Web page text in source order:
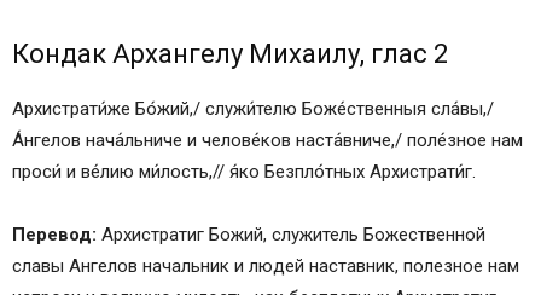
Кондак Архангелу Михаилу, глас 2
Архистрати́же Бо́жий,/ служи́телю Боже́ственныя сла́вы,/
А́нгелов нача́льниче и челове́ков наста́вниче,/ поле́зное нам
проси́ и ве́лию ми́лость,// я́ко Безпло́тных Архистрати́г.
Перевод: Архистратиг Божий, служитель Божественной
славы Ангелов начальник и людей наставник, полезное нам